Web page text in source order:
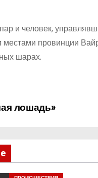
и человек,
провинции
шарах.
лошадь»